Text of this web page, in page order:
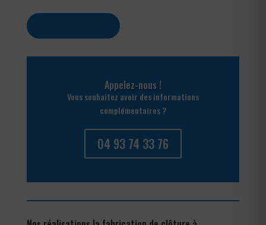
Appelez-nous !
Vous souhaitez avoir des informations
complémentaires ?
04 93 74 33 76